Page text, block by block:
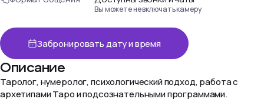
Вы можете не включать камеру
Забронировать дату и время
Описание
Таролог, нумеролог, психологический подход, работа с
архетипами Таро и подсознательными программами.